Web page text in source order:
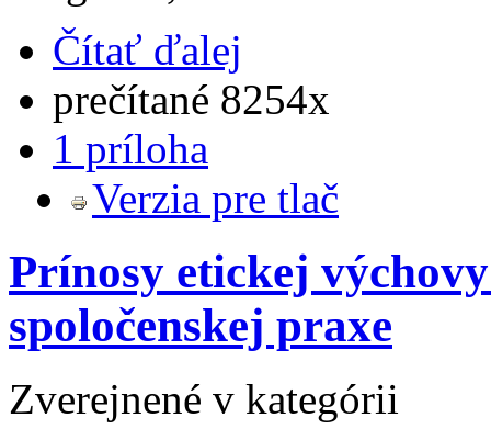
Čítať ďalej
prečítané 8254x
1 príloha
Verzia pre tlač
Prínosy etickej
spoločenskej praxe
Zverejnené v kategórii